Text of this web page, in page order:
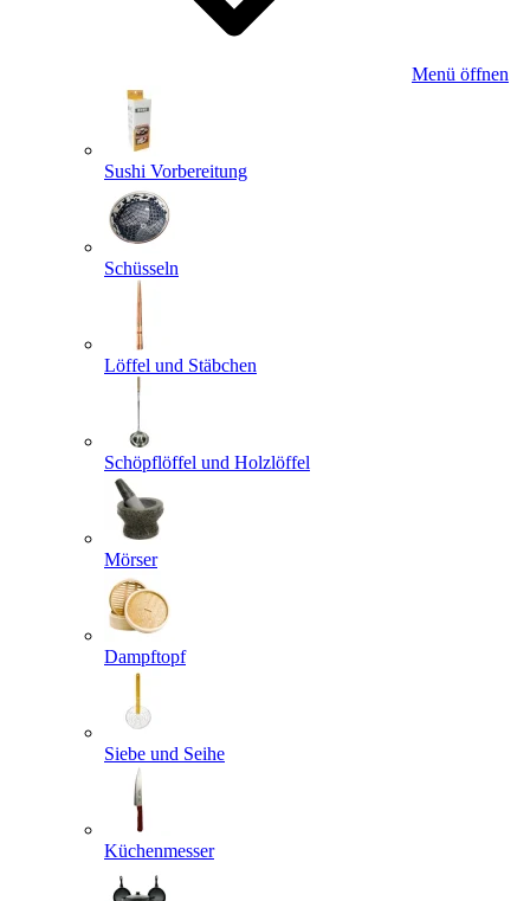
Menü öffnen
Sushi Vorbereitung
Schüsseln
Löffel und Stäbchen
Schöpflöffel und Holzlöffel
Mörser
Dampftopf
Siebe und Seihe
Küchenmesser